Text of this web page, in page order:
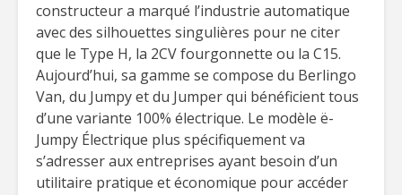
constructeur a marqué l’industrie automatique
avec des silhouettes singulières pour ne citer
que le Type H, la 2CV fourgonnette ou la C15.
Aujourd’hui, sa gamme se compose du Berlingo
Van, du Jumpy et du Jumper qui bénéficient tous
d’une variante 100% électrique. Le modèle ë-
Jumpy Électrique plus spécifiquement va
s’adresser aux entreprises ayant besoin d’un
utilitaire pratique et économique pour accéder